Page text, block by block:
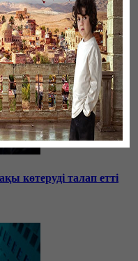
көтеруді талап етті